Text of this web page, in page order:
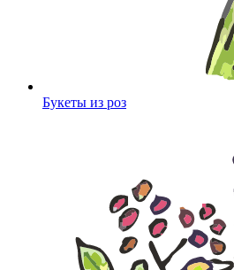
Букеты из роз